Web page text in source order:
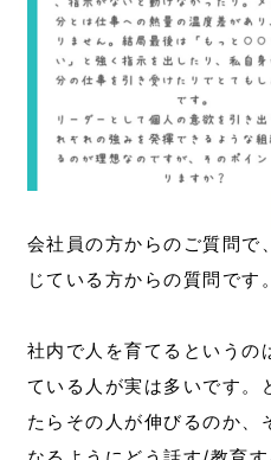
会社員の方からのご質問で
じている方からの質問です。
社内で人を育てるというの
ている人が実は多いです。
たらその人が伸びるのか